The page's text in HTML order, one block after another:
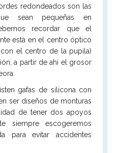
redondeados son las
sean pequeñas en
recordar que el
está en el centro óptico
el centro de la pupila)
a partir de ahí el grosor
gafas de silicona con
ser diseños de monturas
de tener dos apoyos
siempre escogeremos
para evitar accidentes